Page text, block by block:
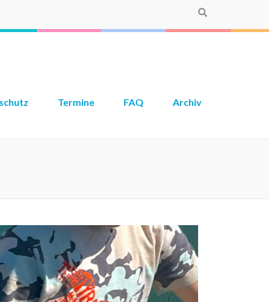
Termine FAQ Archiv